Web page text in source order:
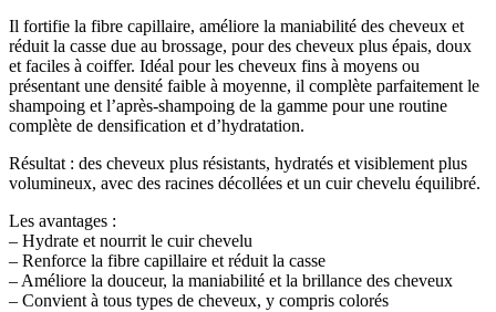
Il fortifie la fibre capillaire, améliore la maniabilité des cheveux et
réduit la casse due au brossage, pour des cheveux plus épais, doux
et faciles à coiffer. Idéal pour les cheveux fins à moyens ou
présentant une densité faible à moyenne, il complète parfaitement le
shampoing et l’après-shampoing de la gamme pour une routine
complète de densification et d’hydratation.
Résultat : des cheveux plus résistants, hydratés et visiblement plus
volumineux, avec des racines décollées et un cuir chevelu équilibré.
Les avantages :
– Hydrate et nourrit le cuir chevelu
– Renforce la fibre capillaire et réduit la casse
– Améliore la douceur, la maniabilité et la brillance des cheveux
– Convient à tous types de cheveux, y compris colorés